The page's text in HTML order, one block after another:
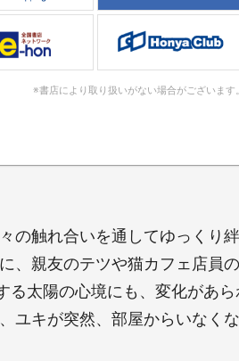
※書店により取り扱いがない場合がございます。
の触れ合いを通してゆっくり
、親友のテツや猫カフェ店員
る太陽の心境にも、変化があ
ユキが突然、部屋からいなく